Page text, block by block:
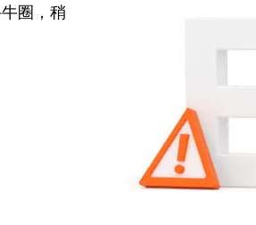
圈，稍